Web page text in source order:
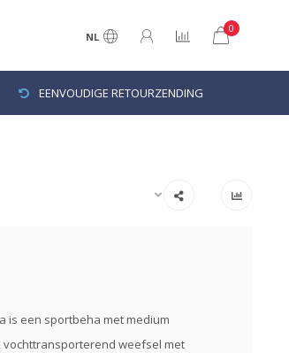
NL
0
EENVOUDIGE RETOURZENDING
is een sportbeha met medium
weefsel met